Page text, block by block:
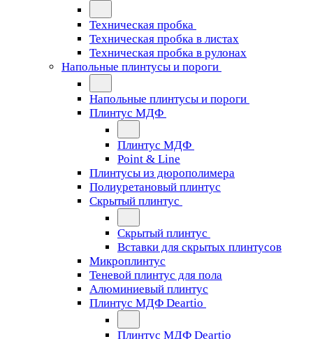
Техническая пробка
Техническая пробка в листах
Техническая пробка в рулонах
Напольные плинтусы и пороги
Напольные плинтусы и пороги
Плинтус МДФ
Плинтус МДФ
Point & Line
Плинтусы из дюрополимера
Полиуретановый плинтус
Скрытый плинтус
Скрытый плинтус
Вставки для скрытых плинтусов
Микроплинтус
Теневой плинтус для пола
Алюминиевый плинтус
Плинтус МДФ Deartio
Плинтус МДФ Deartio